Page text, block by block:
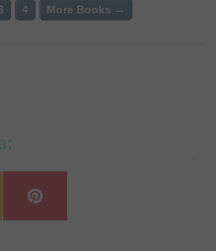
4 More Books →